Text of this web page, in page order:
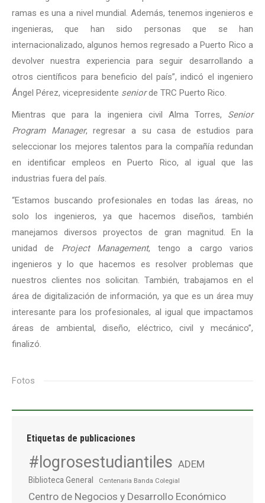
ramas es una a nivel mundial. Además, tenemos ingenieros e
ingenieras, que han sido personas que se han
internacionalizado, algunos hemos regresado a Puerto Rico a
devolver nuestra experiencia para seguir desarrollando a
otros científicos para beneficio del país”, indicó el ingeniero
Ángel Pérez, vicepresidente seniorde TRC Puerto Rico.
Mientras que para la ingeniera civil Alma Torres, Senior
Program Manager, regresar a su casa de estudios para
seleccionar los mejores talentos para la compañía redundan
en identificar empleos en Puerto Rico, al igual que las
industrias fuera del país.
“Estamos buscando profesionales en todas las áreas, no
solo los ingenieros, ya que hacemos diseños, también
manejamos diversos proyectos de gran magnitud. En la
unidad de Project Management, tengo a cargo varios
ingenieros y lo que hacemos es resolver problemas que
nuestros clientes nos solicitan. También, trabajamos en el
área de digitalización de información, ya que es un área muy
interesante para los profesionales, al igual que impactamos
áreas de ambiental, diseño, eléctrico, civil y mecánico”,
finalizó.
Fotos
Etiquetas de publicaciones
#logrosestudiantiles ADEM
Biblioteca General Centenaria Banda Colegial
Centro de Negocios y Desarrollo Económico